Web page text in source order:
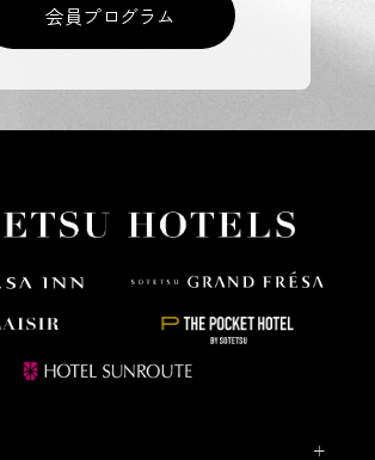
会員プログラム